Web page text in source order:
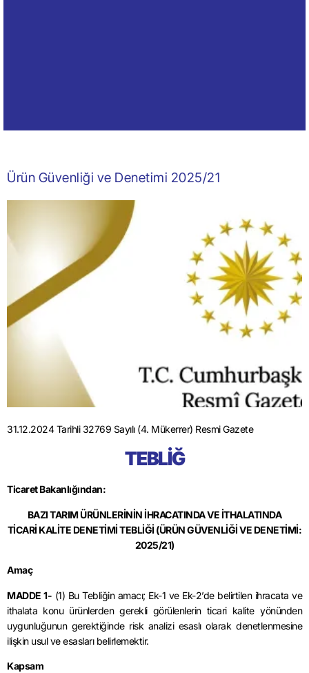
Ürün Güvenliği ve Denetimi 2025/21
31.12.2024 Tarihli 32769 Sayılı (4. Mükerrer) Resmi Gazete
TEBLİĞ
Ticaret Bakanlığından:
BAZI TARIM ÜRÜNLERİNİN İHRACATINDA VE İTHALATINDA
TİCARİ KALİTE DENETİMİ TEBLİĞİ (ÜRÜN GÜVENLİĞİ VE DENETİMİ:
2025/21)
Amaç
MADDE 1- (1) Bu Tebliğin amacı; Ek-1 ve Ek-2’de belirtilen ihracata ve
ithalata konu ürünlerden gerekli görülenlerin ticari kalite yönünden
uygunluğunun gerektiğinde risk analizi esaslı olarak denetlenmesine
ilişkin usul ve esasları belirlemektir.
Kapsam